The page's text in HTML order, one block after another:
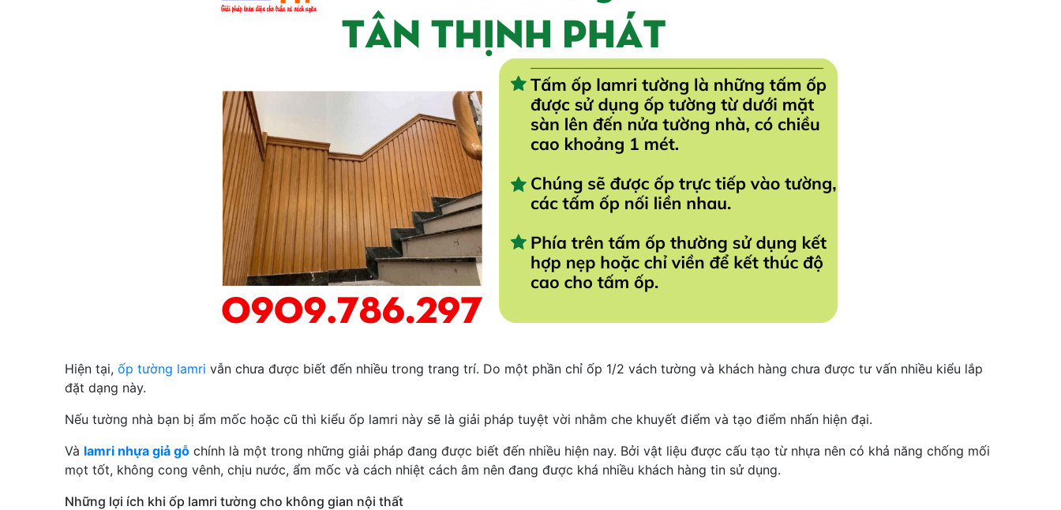
Hiện tại, ốp tường lamri vẫn chưa được biết đến nhiều trong trang trí. Do một phần chỉ ốp 1/2 vách tường và khách hàng chưa được tư vấn nhiều kiểu lắp
đặt dạng này.
Nếu tường nhà bạn bị ẩm mốc hoặc cũ thì kiểu ốp lamri này sẽ là giải pháp tuyệt vời nhằm che khuyết điểm và tạo điểm nhấn hiện đại.
Và lamri nhựa giả gỗ chính là một trong những giải pháp đang được biết đến nhiều hiện nay. Bởi vật liệu được cấu tạo từ nhựa nên có khả năng chống mối
mọt tốt, không cong vênh, chịu nước, ẩm mốc và cách nhiệt cách âm nên đang được khá nhiều khách hàng tin sử dụng.
Những lợi ích khi ốp lamri tường cho không gian nội thất